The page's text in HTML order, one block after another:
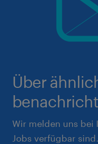
Über
Wir melden uns bei
Jobs verfügbar sind.